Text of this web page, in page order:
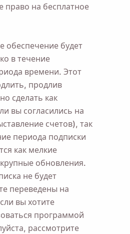
право на бесплатное
будет
в течение
времени. Этот
продлив
сделать как
вы согласились на
счетов), так
периода подписки
как мелкие
обновления.
не будет
переведены на
вы хотите
программой
рассмотрите